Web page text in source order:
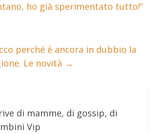
ho già sperimentato tutto!”
perché è ancora in dubbio la
Le novità →
di mamme, di gossip, di
Vip